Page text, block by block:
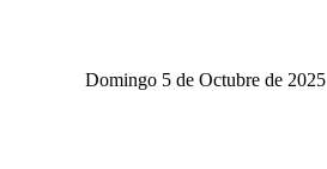
Domingo 5 de Octubre de 2025